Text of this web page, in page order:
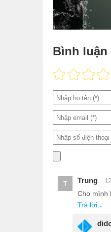
Vì sao nên
không?
Bình luận
T Trung
Cho mình
Trả lời ↓